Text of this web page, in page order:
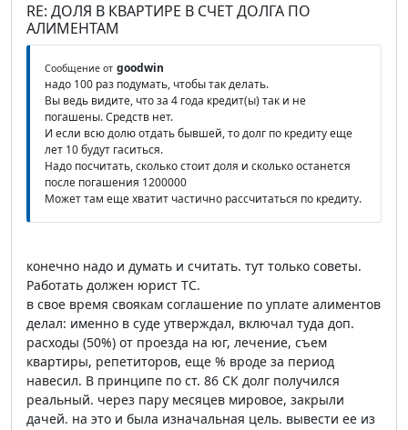
RE: ДОЛЯ В КВАРТИРЕ В СЧЕТ ДОЛГА ПО
АЛИМЕНТАМ
Сообщение от goodwin
надо 100 раз подумать, чтобы так делать.
Вы ведь видите, что за 4 года кредит(ы) так и не
погашены. Средств нет.
И если всю долю отдать бывшей, то долг по кредиту еще
лет 10 будут гаситься.
Надо посчитать, сколько стоит доля и сколько останется
после погашения 1200000
Может там еще хватит частично рассчитаться по кредиту.
конечно надо и думать и считать. тут только советы.
Работать должен юрист ТС.
в свое время своякам соглашение по уплате алиментов
делал: именно в суде утверждал, включал туда доп.
расходы (50%) от проезда на юг, лечение, съем
квартиры, репетиторов, еще % вроде за период
навесил. В принципе по ст. 86 СК долг получился
реальный. через пару месяцев мировое, закрыли
дачей. на это и была изначальная цель. вывести ее из